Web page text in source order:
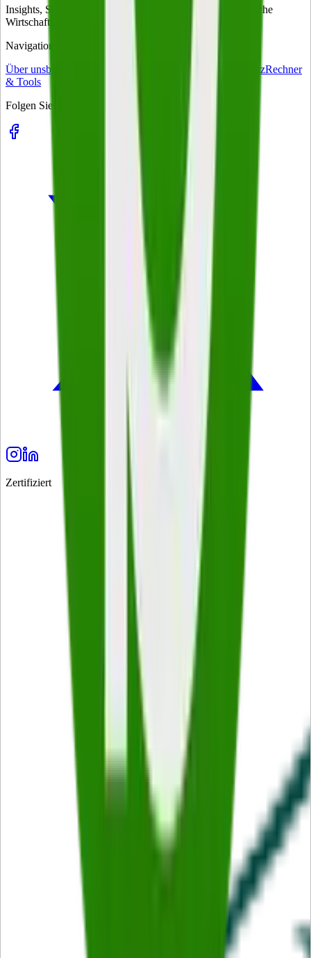
Insights, Strategien und Trends für Entscheider – das tägliche
Wirtschaftsmagazin für Führungskräfte in Deutschland.
Navigation
Über unsbusiness-on Match Impressum DatenschutzRechner
& Tools
Folgen Sie uns
Zertifiziert